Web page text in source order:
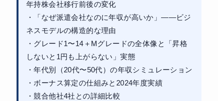
年持株会社移行前後の変化
・「なぜ派遣会社なのに年収が高いか」——ビジ
ネスモデルの構造的な理由
・グレード1〜14＋Mグレードの全体像と「昇格
しないと1円も上がらない」実態
・年代別（20代〜50代）の年収シミュレーション
・ボーナス算定の仕組みと2024年度実績
・競合他社4社との詳細比較